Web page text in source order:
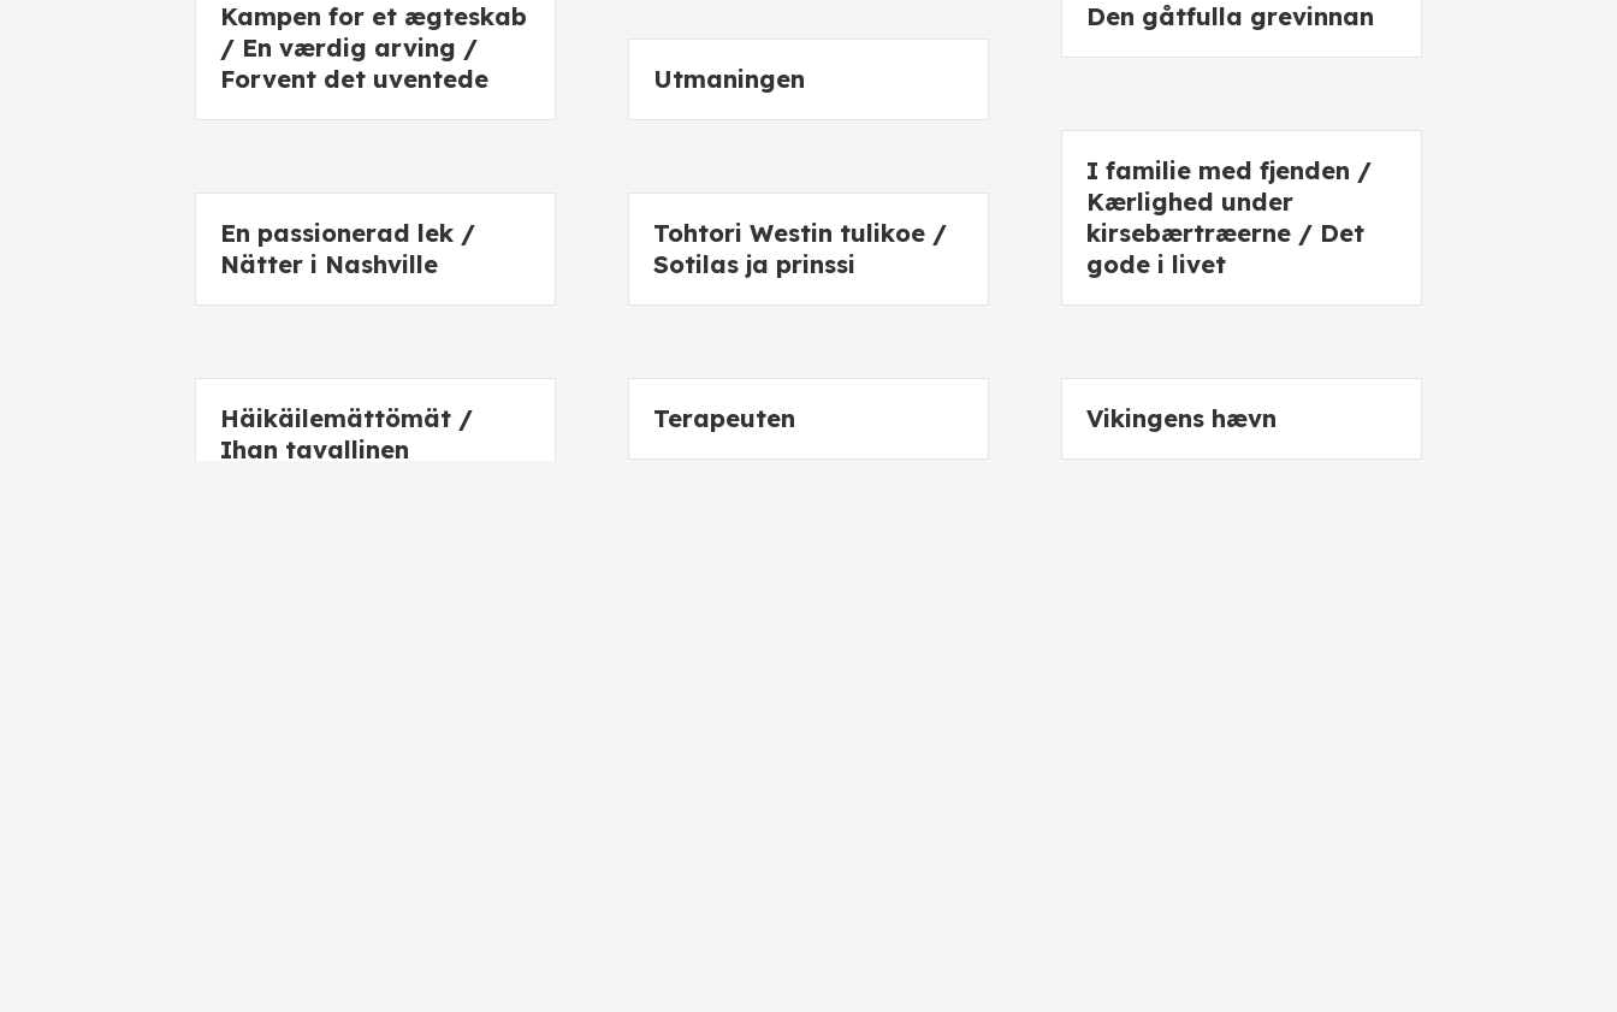
Kampen for et ægteskab
/ En værdig arving /
Forvent det uventede
Den gåtfulla grevinnan
Utmaningen
I familie med fjenden /
Kærlighed under
kirsebærtræerne / Det
gode i livet
En passionerad lek /
Nätter i Nashville
Tohtori Westin tulikoe /
Sotilas ja prinssi
Häikäilemättömät /
Ihan tavallinen
Terapeuten Vikingens hævn